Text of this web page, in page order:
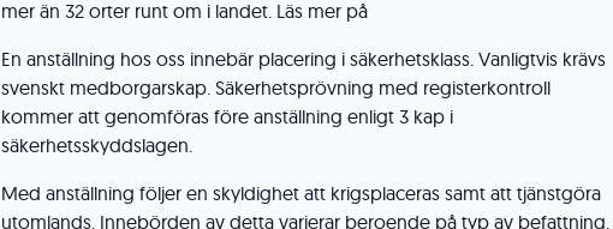
mer än 32 orter runt om i landet. Läs mer på
En anställning hos oss innebär placering i säkerhetsklass. Vanligtvis krävs
svenskt medborgarskap. Säkerhetsprövning med registerkontroll
kommer att genomföras före anställning enligt 3 kap i
säkerhetsskyddslagen.
Med anställning följer en skyldighet att krigsplaceras samt att tjänstgöra
utomlands. Innebörden av detta varierar beroende på typ av befattning.